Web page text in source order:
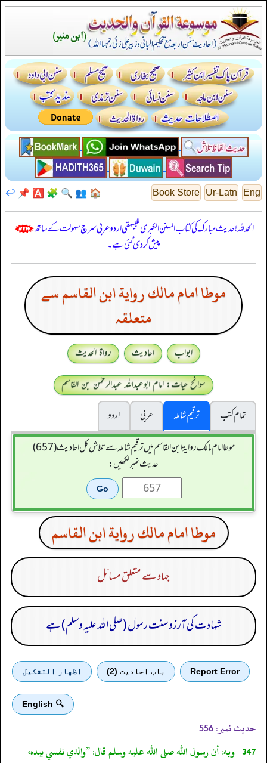
Eng
Ur-Latn
Book Store
🏠
👥
🔍
🧩
🅰️
📌
↩️
الحمدللہ! حدیث مبارک کی کتاب السنن الكبرى للبيهقي اردو عربی سرچ سہولت کے ساتھ
پیش کر دی گئی ہے۔
موطا امام مالك رواية ابن القاسم سے
متعلقہ
ابواب احادیث
رواۃ الحدیث
سوانح حیات: امام ابوعبداللہ عبدالرحمٰن بن القاسم
تمام کتب
ترقیم شاملہ عربی
اردو
موطا امام مالك رواية ابن القاسم میں ترقیم شاملہ سے تلاش کل احادیث (657)
حدیث نمبر لکھیں:
موطا امام مالك رواية ابن القاسم
جہاد سے متعلق مسائل
شہادت کی آرزو سنت رسول (صلی اللہ علیہ وسلم) ہے
Report Error باب احادیث (2) اظهار التشكيل
🔍 English
حدیث نمبر: 556
347- وبه: أن رسول الله صلى الله عليه وسلم قال: ”والذي نفسي بيده،